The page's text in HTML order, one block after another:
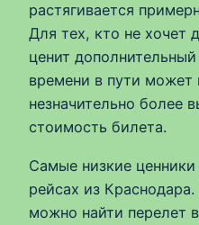
растягивается
Для тех, кто не хочет
ценит
времени в пути может
незначительно более
стоимость билета.
Самые низкие
рейсах из
можно найти перелет